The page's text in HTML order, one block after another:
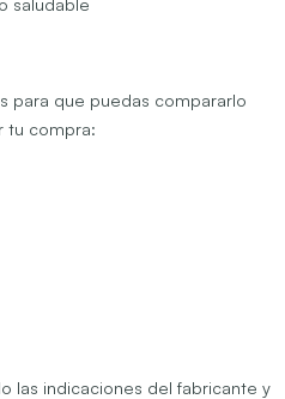
para que puedas compararlo
tu compra:
las indicaciones del fabricante y